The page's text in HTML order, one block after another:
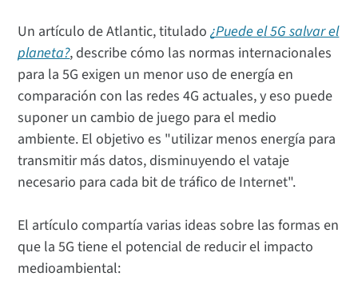
Un artículo de Atlantic, titulado¿Puede el 5G salvar el
planeta?, describe cómo las normas internacionales
para la 5G exigen un menor uso de energía en
comparación con las redes 4G actuales, y eso puede
suponer un cambio de juego para el medio
ambiente. El objetivo es "utilizar menos energía para
transmitir más datos, disminuyendo el vataje
necesario para cada bit de tráfico de Internet".
El artículo compartía varias ideas sobre las formas en
que la 5G tiene el potencial de reducir el impacto
medioambiental: